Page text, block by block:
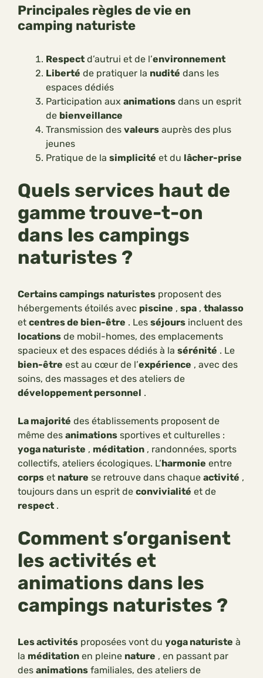
Principales règles de vie en
camping naturiste
Respect d’autrui et de l’environnement
Liberté de pratiquer la nudité dans les
espaces dédiés
Participation aux animations dans un esprit
de bienveillance
Transmission des valeurs auprès des plus
jeunes
Pratique de la simplicité et du lâcher-prise
Quels services haut de
gamme trouve-t-on
dans les campings
naturistes ?
Certains campings naturistes proposent des
hébergements étoilés avec piscine , spa , thalasso
et centres de bien-être . Les séjours incluent des
locations de mobil-homes, des emplacements
spacieux et des espaces dédiés à la sérénité . Le
bien-être est au cœur de l’expérience , avec des
soins, des massages et des ateliers de
développement personnel .
La majorité des établissements proposent de
même des animations sportives et culturelles :
yoga naturiste , méditation , randonnées, sports
collectifs, ateliers écologiques. L’harmonie entre
corps et nature se retrouve dans chaque activité ,
toujours dans un esprit de convivialité et de
respect .
Comment s’organisent
les activités et
animations dans les
campings naturistes ?
Les activités proposées vont du yoga naturiste à
la méditation en pleine nature , en passant par
des animations familiales, des ateliers de